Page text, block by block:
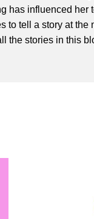
has influenced her
to tell a story at
the stories in this